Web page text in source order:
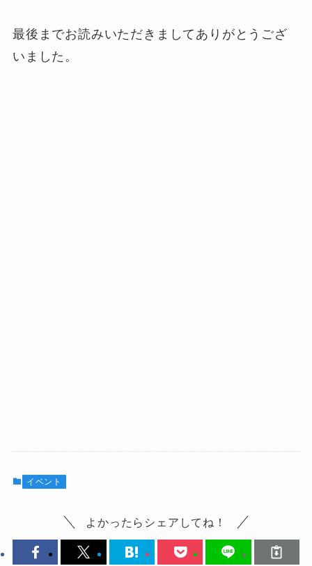
最後までお読みいただきましてありがとうござ
いました。
イベント
よかったらシェアしてね！